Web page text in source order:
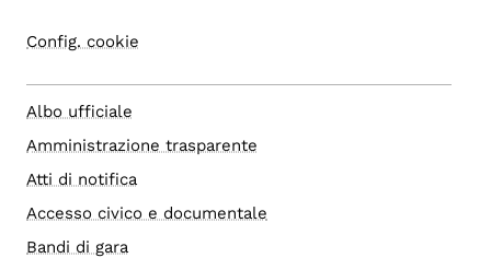
Config. cookie
Albo ufficiale
Amministrazione trasparente
Atti di notifica
Accesso civico e documentale
Bandi di gara